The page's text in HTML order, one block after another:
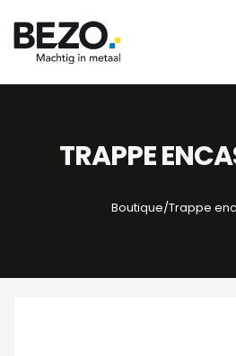
TRAPPE
Boutique/Trappe